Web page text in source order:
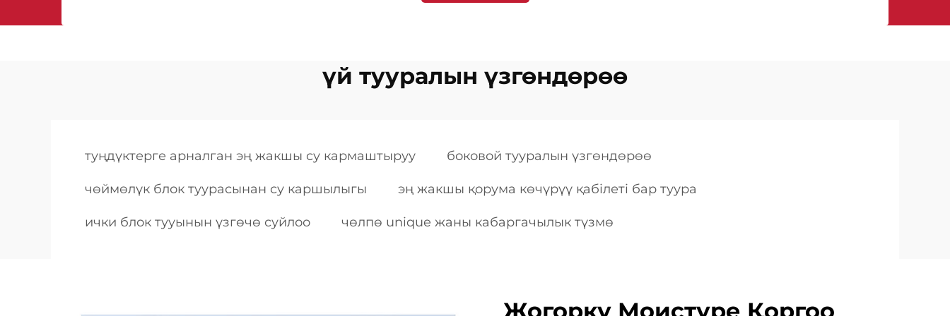
үй тууралын үзгөндөрөө
туңдүктерге арналган эң жакшы су кармаштыруу боковой тууралын үзгөндөрөө
чөймөлүк блок туурасынан су каршылыгы эң жакшы қорума көчүрүү қабілеті бар туура
ички блок тууынын үзгөчө суйлоо чөлпө unique жаны кабаргачылык түзмө